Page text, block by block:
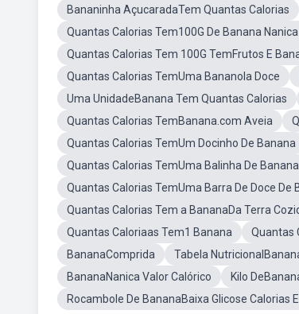
Bananinha AçucaradaTem Quantas Calorias
Quantas Calorias Tem100G De Banana Nanica
Quantas Calorias Tem 100G TemFrutos E
Quantas Calorias TemUma Bananola Doce
Uma UnidadeBanana Tem Quantas Calorias
Quantas Calorias TemBanana.com Aveia
Quantas Calorias TemUm Docinho De Banana
Quantas Calorias TemUma Balinha De Banana
Quantas Calorias TemUma Barra De Doce De
Quantas Calorias Tem a BananaDa Terra
Quantas Caloriaas Tem1 Banana
Quantas
BananaComprida
Tabela
BananaNanica Valor Calórico
Kilo
Rocambole De BananaBaixa Glicose Calorias